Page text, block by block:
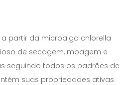
partir da microalga chlorella
de secagem, moagem e
seguindo todos os padrões de
suas propriedades ativas